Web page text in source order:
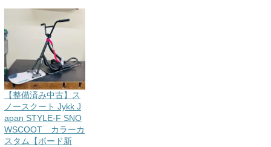
【整備済み中古】ス
ノースクート Jykk J
apan STYLE-F SNO
WSCOOT カラーカ
スタム【ボード新